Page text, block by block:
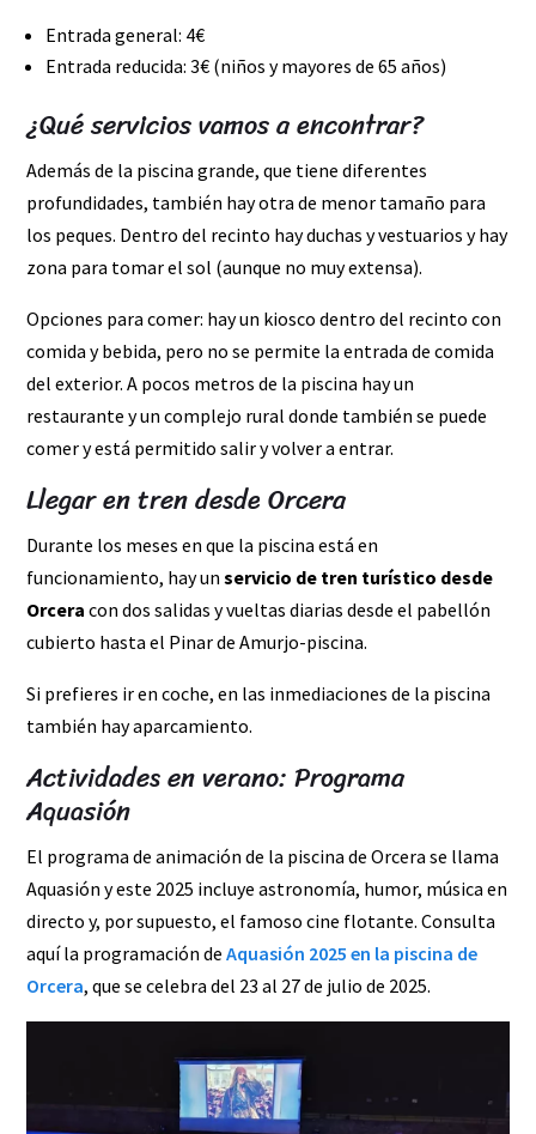
Entrada general: 4€
Entrada reducida: 3€ (niños y mayores de 65 años)
¿Qué servicios vamos a encontrar?
Además de la piscina grande, que tiene diferentes
profundidades, también hay otra de menor tamaño para
los peques. Dentro del recinto hay duchas y vestuarios y hay
zona para tomar el sol (aunque no muy extensa).
Opciones para comer: hay un kiosco dentro del recinto con
comida y bebida, pero no se permite la entrada de comida
del exterior. A pocos metros de la piscina hay un
restaurante y un complejo rural donde también se puede
comer y está permitido salir y volver a entrar.
Llegar en tren desde Orcera
Durante los meses en que la piscina está en
funcionamiento, hay unservicio de tren turístico desde
Orcera con dos salidas y vueltas diarias desde el pabellón
cubierto hasta el Pinar de Amurjo-piscina.
Si prefieres ir en coche, en las inmediaciones de la piscina
también hay aparcamiento.
Actividades en verano: Programa
Aquasión
El programa de animación de la piscina de Orcera se llama
Aquasión y este 2025 incluye astronomía, humor, música en
directo y, por supuesto, el famoso cine flotante. Consulta
aquí la programación deAquasión 2025 en la piscina de
Orcera, que se celebra del 23 al 27 de julio de 2025.